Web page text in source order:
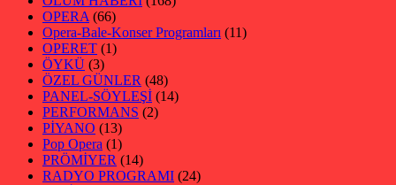
OPERA (66)
Opera-Bale-Konser Programları (11)
OPERET (1)
ÖYKÜ (3)
ÖZEL GÜNLER (48)
PANEL-SÖYLEŞİ (14)
PERFORMANS (2)
PİYANO (13)
Pop Opera (1)
PRÖMİYER (14)
RADYO PROGRAMI (24)